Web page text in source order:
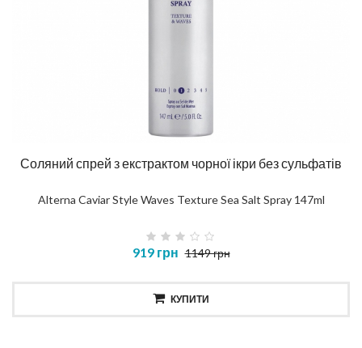
Соляний спрей з екстрактом чорної ікри без сульфатів
Alterna Caviar Style Waves Texture Sea Salt Spray 147ml
919 грн 1149 грн
КУПИТИ